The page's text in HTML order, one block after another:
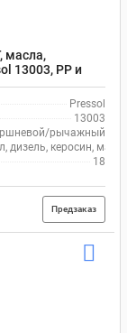
масла,
13003, РР и
Pressol
13003
рычажный
дизель, керосин,
18
Предзаказ